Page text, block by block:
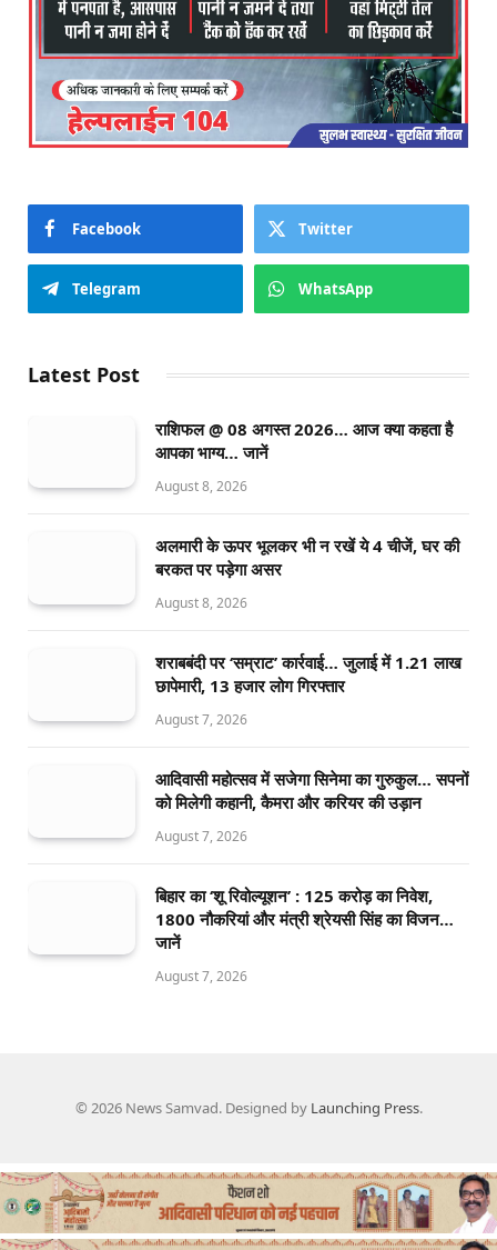
Facebook Twitter
Telegram WhatsApp
Latest Post
राशिफल @ 08 अगस्त 2026… आज क्या कहता है
आपका भाग्य… जानें
August 8, 2026
अलमारी के ऊपर भूलकर भी न रखें ये 4 चीजें, घर की
बरकत पर पड़ेगा असर
August 8, 2026
शराबबंदी पर ‘सम्राट’ कार्रवाई… जुलाई में 1.21 लाख
छापेमारी, 13 हजार लोग गिरफ्तार
August 7, 2026
आदिवासी महोत्सव में सजेगा सिनेमा का गुरुकुल… सपनों
को मिलेगी कहानी, कैमरा और करियर की उड़ान
August 7, 2026
बिहार का ‘शू रिवोल्यूशन’ : 125 करोड़ का निवेश,
1800 नौकरियां और मंत्री श्रेयसी सिंह का विजन…
जानें
August 7, 2026
© 2026 News Samvad. Designed by Launching Press.